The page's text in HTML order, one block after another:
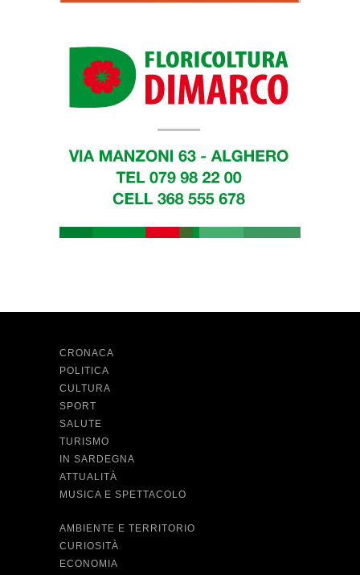
CRONACA
POLITICA
CULTURA
SPORT
SALUTE
TURISMO
IN SARDEGNA
ATTUALITÀ
MUSICA E SPETTACOLO
AMBIENTE E TERRITORIO
CURIOSITÀ
ECONOMIA